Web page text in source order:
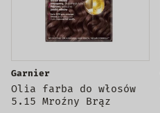
Garnier
Olia farba do włosów
5.15 Mroźny Brąz